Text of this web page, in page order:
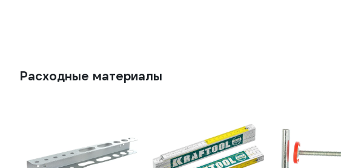
Расходные материалы